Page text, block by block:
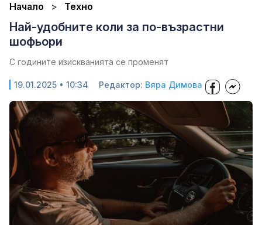
Начало Техно
Най-удобните коли за по-възрастни
шофьори
С годините изискванията се променят
19.01.2025 • 10:34 Редактор: Вяра Димова